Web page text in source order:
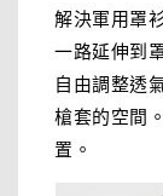
解決軍用罩
一路延伸到
自由調整透
槍套的空間
置。